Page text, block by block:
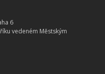
6
vedeném Městským